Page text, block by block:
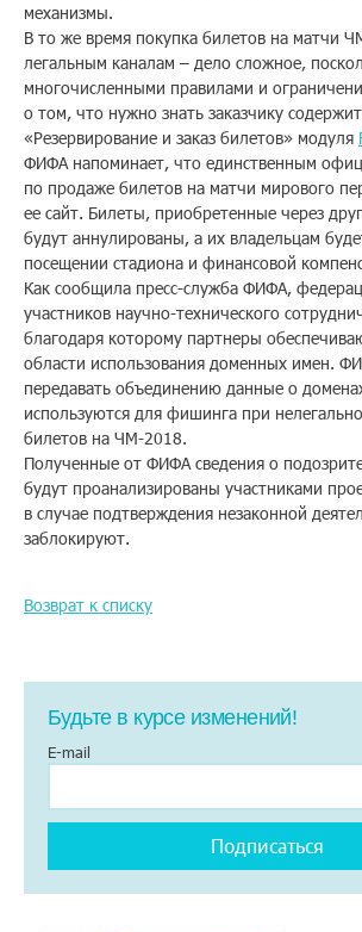
Помощь
Заказать звонок
Тарифы
Подписка
Кабинет
Корзина 4
механизмы.
В то же время покупка билетов на матчи
легальным каналам – дело сложное,
многочисленными правилами и
о том, что нужно знать заказчику
«Резервирование и заказ билетов» модуля
ФИФА напоминает, что единственным
по продаже билетов на матчи мирового
ее сайт. Билеты, приобретенные через
будут аннулированы, а их владельцам
посещении стадиона и финансовой
Как сообщила пресс-служба ФИФА,
участников научно-технического
благодаря которому партнеры
области использования доменных имен.
передавать объединению данные о
используются для фишинга при
билетов на ЧМ-2018.
Полученные от ФИФА сведения о
будут проанализированы участниками
в случае подтверждения незаконной
заблокируют.
Возврат к списку
Будьте в курсе изменений!
E-mail